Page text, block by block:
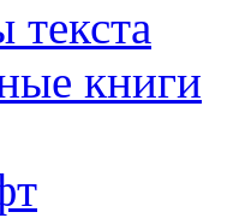
текста
книги